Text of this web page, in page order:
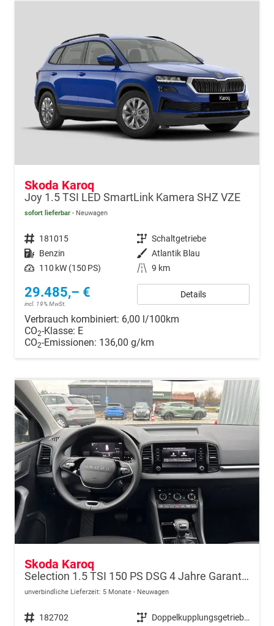
Skoda Karoq
Joy 1.5 TSI LED SmartLink Kamera SHZ VZE
sofort lieferbar Neuwagen
Fahrzeugnr. 181015 Getriebe Schaltgetriebe
Kraftstoff Benzin Außenfarbe Atlantik Blau
Leistung 110 kW (150 PS) Kilometerstand 9 km
29.485,– €
incl. 19% MwSt.
Details
Verbrauch kombiniert: 6,00 l/100km
CO2-Klasse: E
CO2-Emissionen: 136,00 g/km
Skoda Karoq
Selection 1.5 TSI 150 PS DSG 4 Jahre Garantie-Anhängerkupplung-Keyless Start-AppleCarPlay-AndroidAuto-Sunset-Tempomat-2-Zonen-Klima-16''Alu
unverbindliche Lieferzeit: 5 Monate Neuwagen
Fahrzeugnr. 182702 Getriebe
Doppelkupplungsgetriebe (DSG)